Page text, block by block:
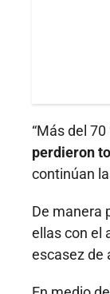
“Más del
perdieron
continúan
De manera
ellas con el
escasez de